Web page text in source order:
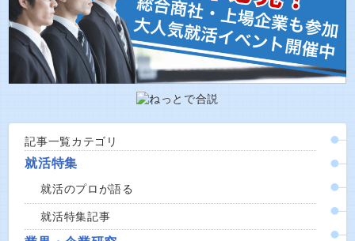
記事一覧カテゴリ
就活特集
就活のプロが語る
就活特集記事